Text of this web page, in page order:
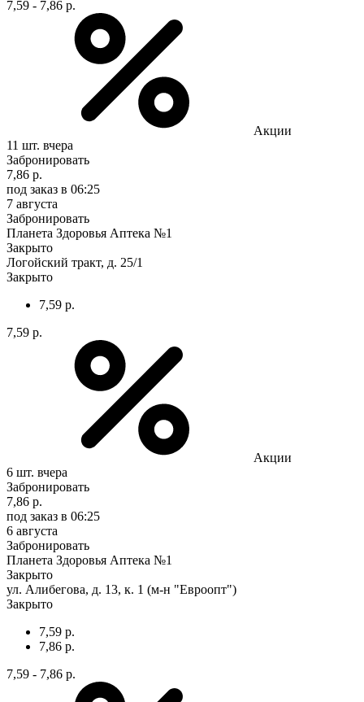
7,59 - 7,86 р.
Акции
11 шт. вчера
Забронировать
7,86 р.
под заказ в 06:25
7 августа
Забронировать
Планета Здоровья Аптека №1
Закрыто
Логойский тракт, д. 25/1
Закрыто
7,59 р.
7,59 р.
Акции
6 шт. вчера
Забронировать
7,86 р.
под заказ в 06:25
6 августа
Забронировать
Планета Здоровья Аптека №1
Закрыто
ул. Алибегова, д. 13, к. 1 (м-н "Евроопт")
Закрыто
7,59 р.
7,86 р.
7,59 - 7,86 р.